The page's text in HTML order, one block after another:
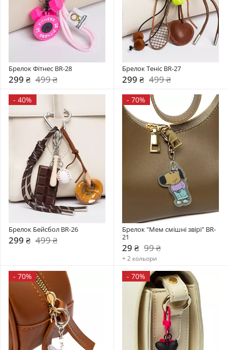
Брелок Фітнес BR-28
299 ₴ 499 ₴
Брелок Теніс BR-27
299 ₴ 499 ₴
- 40%
Брелок Бейсбол BR-26
299 ₴ 499 ₴
- 70%
Брелок "Мем смішні звірі" BR-
21
29 ₴ 99 ₴
+ 2 кольори
- 70% - 70%